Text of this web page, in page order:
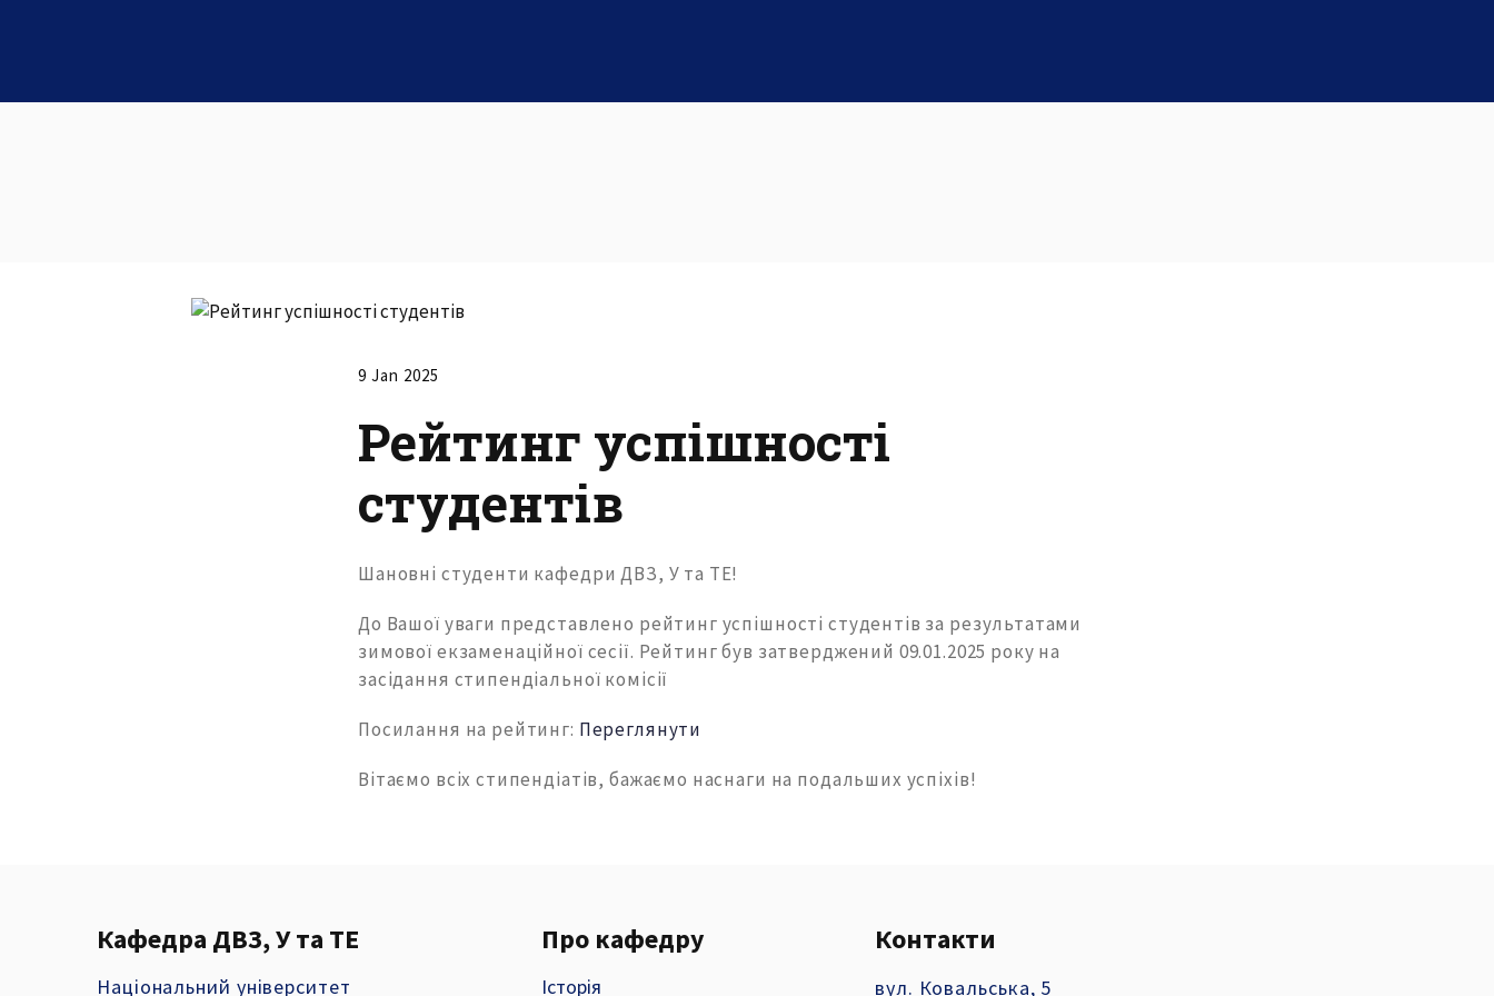
9 Jan 2025
Рейтинг успішності
студентів
Шановні студенти кафедри ДВЗ, У та ТЕ!
До Вашої уваги представлено рейтинг успішності студентів за результатами
зимової екзаменаційної сесії. Рейтинг був затверджений 09.01.2025 року на
засідання стипендіальної комісії
Посилання на рейтинг: Переглянути
Вітаємо всіх стипендіатів, бажаємо наснаги на подальших успіхів!
Кафедра ДВЗ, У та ТЕ
Національний університет
Про кафедру
Історія
Контакти
вул. Ковальська, 5